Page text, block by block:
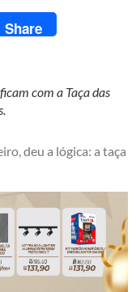
Share
com a Taça das
deu a lógica: a taça